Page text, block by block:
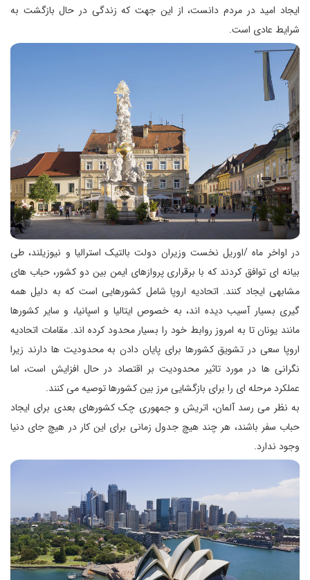
ایجاد امید در مردم دانست، از این جهت که زندگی در حال بازگشت به
شرایط عادی است.
در اواخر ماه /اوریل نخست وزیران دولت بالتیک استرالیا و نیوزیلند، طی
بیانه ای توافق کردند که با برقراری پروازهای ایمن بین دو کشور، حباب های
مشابهی ایجاد کنند. اتحادیه اروپا شامل کشورهایی است که به دلیل همه
گیری بسیار آسیب دیده اند، به خصوص ایتالیا و اسپانیا، و سایر کشورها
مانند یونان تا به امروز روابط خود را بسیار محدود کرده اند. مقامات اتحادیه
اروپا سعی در تشویق کشورها برای پایان دادن به محدودیت ها دارند زیرا
نگرانی ها در مورد تاثیر محدودیت بر اقتصاد در حال افزایش است، اما
عملکرد مرحله ای را برای بازگشایی مرز بین کشورها توصیه می کنند.
به نظر می رسد آلمان، اتریش و جمهوری چک کشورهای بعدی برای ایجاد
حباب سفر باشند، هر چند هیچ جدول زمانی برای این کار در هیچ جای دنیا
وجود ندارد.